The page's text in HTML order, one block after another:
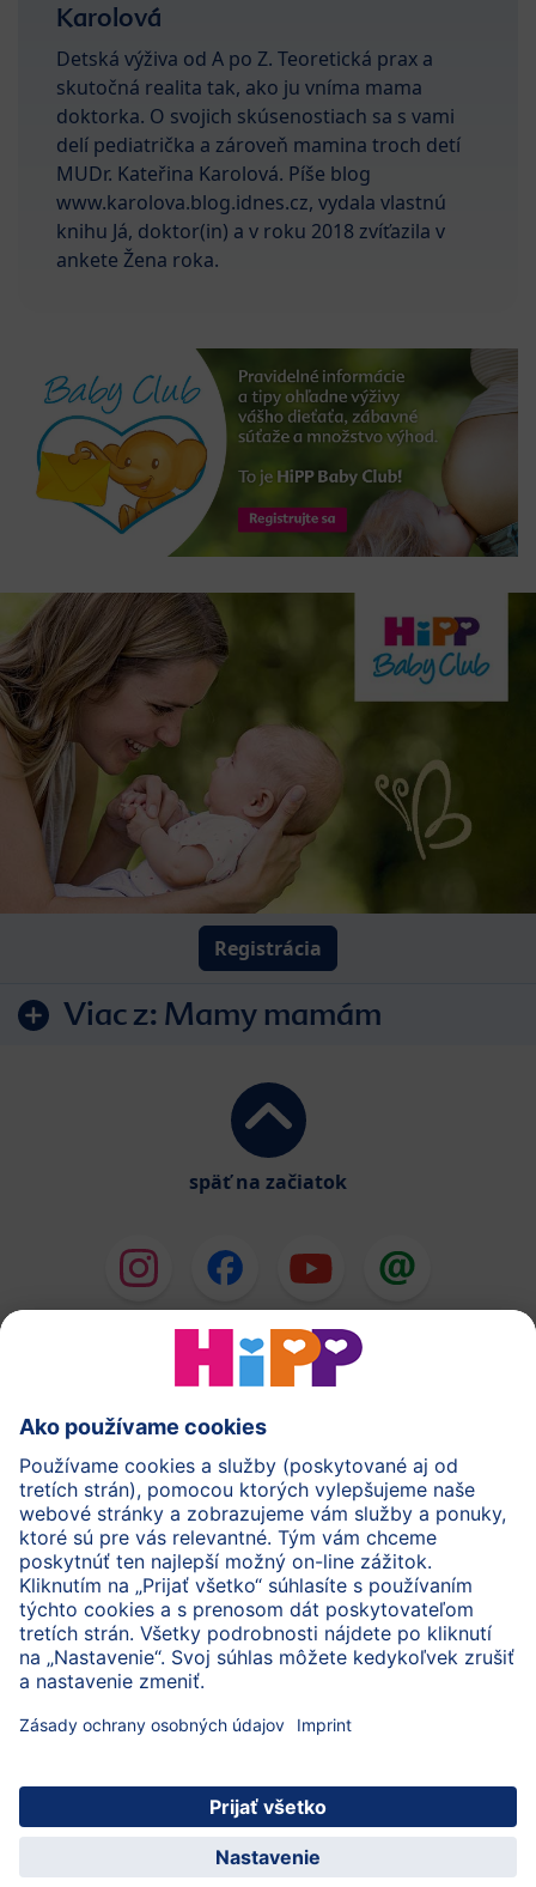
Karolová
Detská výživa od A po Z. Teoretická prax a
skutočná realita tak, ako ju vníma mama
doktorka. O svojich skúsenostiach sa s vami
delí pediatrička a zároveň mamina troch detí
MUDr. Kateřina Karolová. Píše blog
www.karolova.blog.idnes.cz, vydala vlastnú
knihu Já, doktor(in) a v roku 2018 zvíťazila v
ankete Žena roka.
Registrácia
Viac z: Mamy mamám
späť na začiatok
HiPP Mlieka
HiPP Príkrmy
HiPP Tehotenstvo
Ochrana osobných údajov
Cookies a pravidlá používania webovej stránky
Imprint
O spoločnosti HiPP Kontakt
© 2026 HiPP